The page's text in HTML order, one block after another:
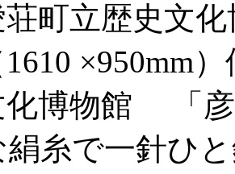
町立歴史文
1610 ×950mm
化博物館 「彦
糸で一針ひ